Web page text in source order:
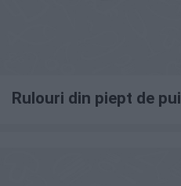
Rulouri din piept de pui